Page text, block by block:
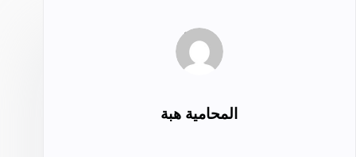
المحامية هبة